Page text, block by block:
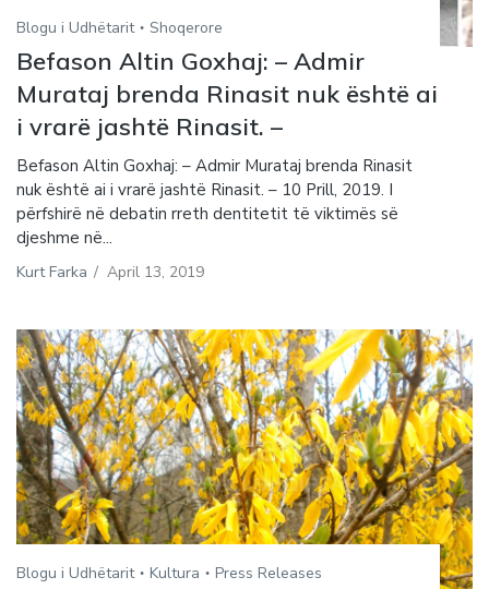
Blogu i Udhëtarit Shoqerore
Befason Altin Goxhaj: – Admir
Murataj brenda Rinasit nuk është ai
i vrarë jashtë Rinasit. –
Befason Altin Goxhaj: – Admir Murataj brenda Rinasit
nuk është ai i vrarë jashtë Rinasit. – 10 Prill, 2019. I
përfshirë në debatin rreth dentitetit të viktimës së
djeshme në...
Kurt Farka / April 13, 2019
Blogu i Udhëtarit Kultura Press Releases